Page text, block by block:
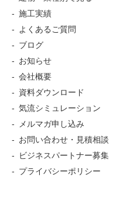
施工実績
よくあるご質問
ブログ
お知らせ
会社概要
資料ダウンロード
気流シミュレーション
メルマガ申し込み
お問い合わせ・見積相談
ビジネスパートナー募集
プライバシーポリシー